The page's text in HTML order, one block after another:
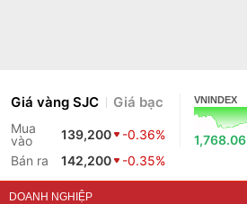
Giá vàng SJC Giá bạc
Mua
vào
139,200
-0.36%
Bán ra
142,200 -0.35%
VNINDEX
1,768.06
DOANH NGHIỆP